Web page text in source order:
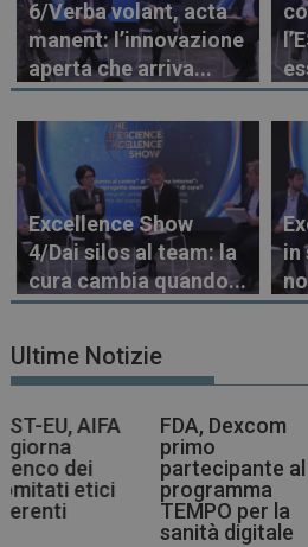
6/Verba volant, acta
manent: l’innovazione
aperta che arriva...
Excellence Show
4/Dai silos al team: la
cura cambia quando...
in
Ultime Notizie
FDA, Dexcom
primo
partecipante al
programma
TEMPO per la
sanità digitale
AIFA
nove nuovi
accessi tra
farmaci e
indicazioni